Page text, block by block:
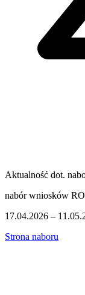
Aktualność dot.
nabór wniosków
17.04.2026 –
Strona naboru